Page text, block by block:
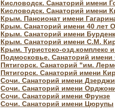
Кисловодск. Санаторий имени
Кисловодск. Санаторий имени
Крым. Пансионат имени
Крым. Санаторий имени 40 лет
Крым. Санаторий имени
Крым. Санаторий имени С.М.
Крым. Туристско-озд.комплекс
Подмосковье. Санаторий имени
Пятигорск. Санаторий "им.
Пятигорск. Санаторий имени
Сочи. Санаторий имени
Сочи. Санаторий имени
Сочи. Санаторий имени Фрунзе
Сочи. Санаторий имени Цюрупы